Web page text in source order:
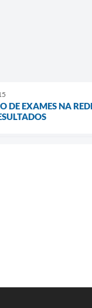
DE EXAMES NA